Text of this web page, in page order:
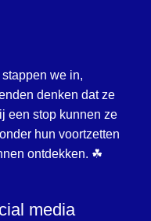
we in,
denken dat ze
een stop kunnen ze
hun voortzetten
ontdekken. ☘
media